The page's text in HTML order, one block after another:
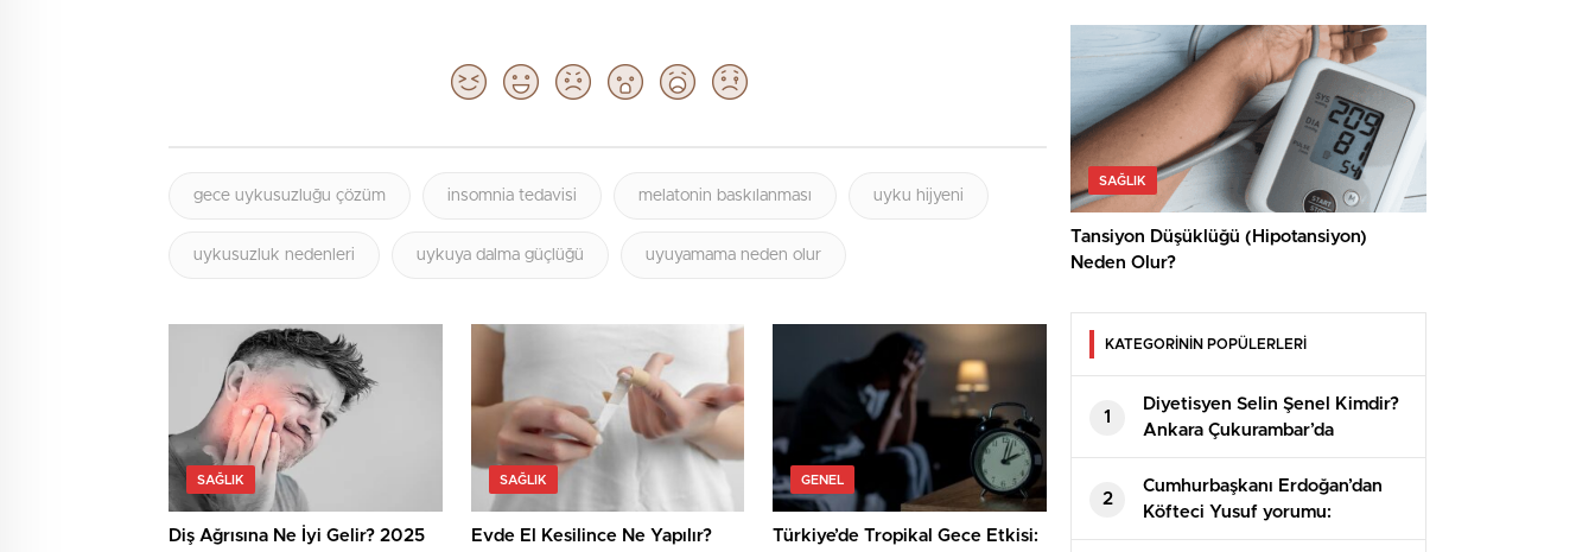
gece uykusuzluğu çözüm insomnia tedavisi melatonin baskılanması uyku hijyeni
uykusuzluk nedenleri uykuya dalma güçlüğü uyuyamama neden olur
SAĞLIK
Diş Ağrısına Ne İyi Gelir? 2025
SAĞLIK
Evde El Kesilince Ne Yapılır?
GENEL
Türkiye’de Tropikal Gece Etkisi:
SAĞLIK
Tansiyon Düşüklüğü (Hipotansiyon)
Neden Olur?
KATEGORİNİN POPÜLERLERİ
1
Diyetisyen Selin Şenel Kimdir?
Ankara Çukurambar’da
Profesyonel Beslenme
Danışmanlığı
2
Cumhurbaşkanı Erdoğan’dan
Köfteci Yusuf yorumu:
Kendilerini savunma hakları